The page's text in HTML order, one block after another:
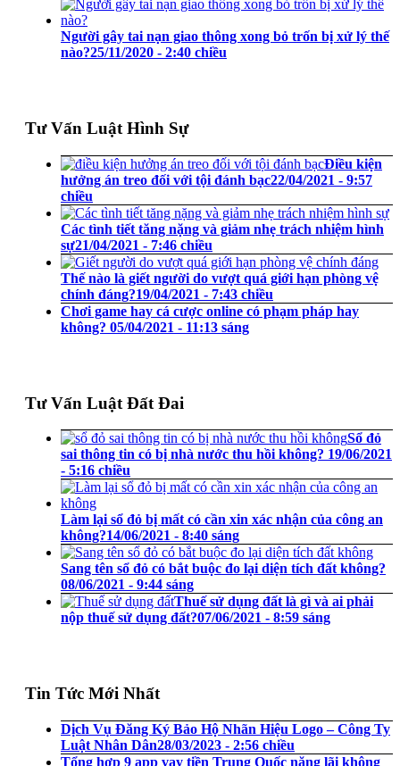
Người gây tai nạn giao thông xong bỏ trốn bị xử lý thế
nào?25/11/2020 - 2:40 chiều
Tư Vấn Luật Hình Sự
Điều kiện
hưởng án treo đối với tội đánh bạc22/04/2021 - 9:57
chiều
Các tình tiết tăng nặng và giảm nhẹ trách nhiệm hình
sự21/04/2021 - 7:46 chiều
Thế nào là giết người do vượt quá giới hạn phòng vệ
chính đáng?19/04/2021 - 7:43 chiều
Chơi game hay cá cược online có phạm pháp hay
không? 05/04/2021 - 11:13 sáng
Tư Vấn Luật Đất Đai
Sổ đỏ
sai thông tin có bị nhà nước thu hồi không? 19/06/2021
- 5:16 chiều
Làm lại sổ đỏ bị mất có cần xin xác nhận của công an
không?14/06/2021 - 8:40 sáng
Sang tên sổ đỏ có bắt buộc đo lại diện tích đất không?
08/06/2021 - 9:44 sáng
Thuế sử dụng đất là gì và ai phải
nộp thuế sử dụng đất?07/06/2021 - 8:59 sáng
Tin Tức Mới Nhất
Dịch Vụ Đăng Ký Bảo Hộ Nhãn Hiệu Logo – Công Ty
Luật Nhân Dân28/03/2023 - 2:56 chiều
Tổng hợp 9 app vay tiền Trung Quốc nặng lãi không